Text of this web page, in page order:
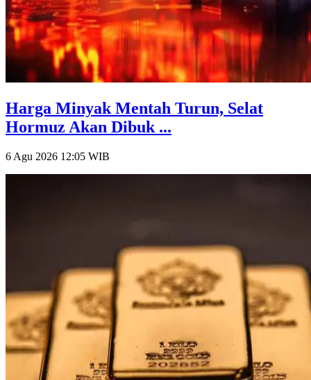
Harga Minyak Mentah Turun, Selat
Hormuz Akan Dibuk ...
6 Agu 2026 12:05 WIB